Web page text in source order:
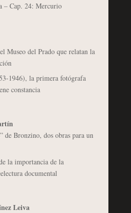
– Cap. 24: Mercurio
Museo del Prado que relatan la
1946), la primera fotógrafa
constancia
de Bronzino, dos obras para un
la importancia de la
documental
Leiva